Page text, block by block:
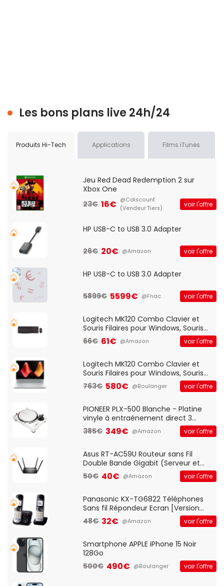
Les bons plans live 24h/24
Produits Hi-Tech Applications Films iTunes
Jeu Red Dead Redemption 2 sur
Xbox One
23€ 16€ @Cdiscount
(Vendeur Tiers)
voir l'offre
HP USB-C to USB 3.0 Adapter
26€ 20€ @Amazon voir l'offre
HP USB-C to USB 3.0 Adapter
5899€ 5599€ @Fnac voir l'offre
Logitech MK120 Combo Clavier et
Souris Filaires pour Windows, Souris
Optique Filaire, Connexion USB Plug
And Play, Confortable, Taille
QWERTY UK - Noir
66€ 61€ @Amazon voir l'offre
Logitech MK120 Combo Clavier et
Souris Filaires pour Windows, Souris
Optique Filaire, Connexion USB Plug
And Play, Confortable, Taille
QWERTY UK - Noir
763€ 580€ @Boulanger voir l'offre
PIONEER PLX-500 Blanche - Platine
vinyle à entraénement direct 3
vitesses (33-45-78 trs/min) avec
pre-ampli intégré et port USB
385€ 349€ @Amazon voir l'offre
Asus RT-AC59U Routeur sans Fil
Double Bande Gigabit (Serveur et
Client VPN, Triple Vlan, Mode Point
d'accès et Bridge, contrôle Parental,
50€ 40€ @Amazon voir l'offre
Panasonic KX-TG6822 Téléphones
Sans fil Répondeur Ecran [Version
Française]
48€ 32€ @Amazon voir l'offre
Smartphone APPLE iPhone 15 Noir
128Go
500€ 490€ @Boulanger voir l'offre